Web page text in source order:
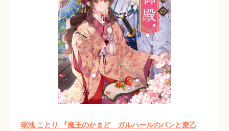
瑚池 ことり 『魔王のかまど ガルハールのパンと麦乙